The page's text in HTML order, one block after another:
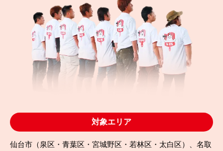
2025.10.04
ガルバリウム屋根は塗装できる？名取市植松の無機
塗装事例
対象エリア
仙台市（泉区・青葉区・宮城野区・若林区・太白区）、名取